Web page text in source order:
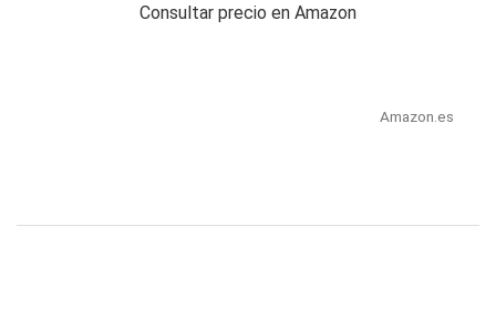
Consultar precio en Amazon
Amazon.es